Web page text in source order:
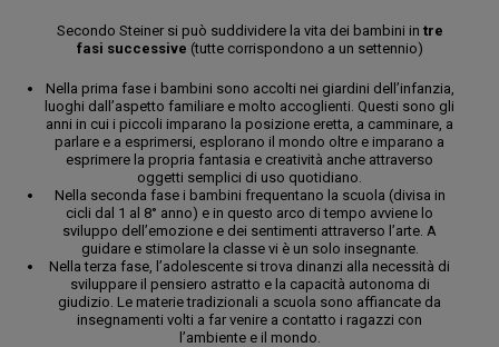
Secondo Steiner si può suddividere la vita dei bambini in tre
fasi successive (tutte corrispondono a un settennio)
Nella prima fase i bambini sono accolti nei giardini dell’infanzia,
luoghi dall’aspetto familiare e molto accoglienti. Questi sono gli
anni in cui i piccoli imparano la posizione eretta, a camminare, a
parlare e a esprimersi, esplorano il mondo oltre e imparano a
esprimere la propria fantasia e creatività anche attraverso
oggetti semplici di uso quotidiano.
Nella seconda fase i bambini frequentano la scuola (divisa in
cicli dal 1 al 8° anno) e in questo arco di tempo avviene lo
sviluppo dell’emozione e dei sentimenti attraverso l’arte. A
guidare e stimolare la classe vi è un solo insegnante.
Nella terza fase, l’adolescente si trova dinanzi alla necessità di
sviluppare il pensiero astratto e la capacità autonoma di
giudizio. Le materie tradizionali a scuola sono affiancate da
insegnamenti volti a far venire a contatto i ragazzi con
l’ambiente e il mondo.